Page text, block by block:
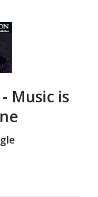
Music is